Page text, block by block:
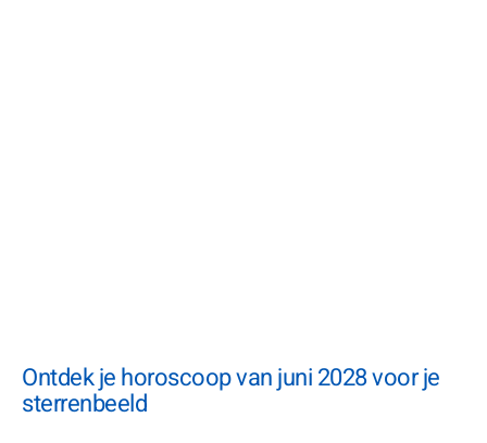
Ontdek je horoscoop van juni 2028 voor je
sterrenbeeld